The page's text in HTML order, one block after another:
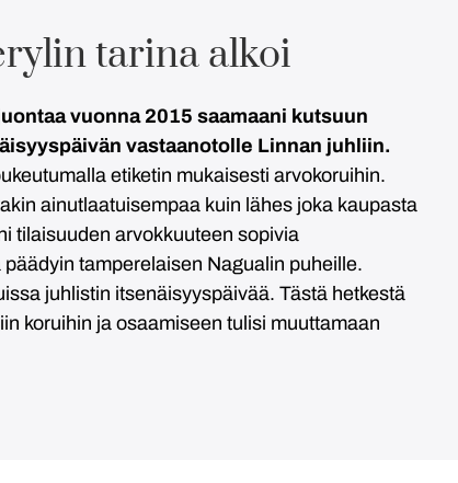
tarina alkoi
vuonna 2015 saamaani kutsuun
vastaanotolle Linnan juhliin.
etiketin mukaisesti arvokoruihin.
ainutlaatuisempaa kuin lähes joka kaupasta
tilaisuuden arvokkuuteen sopivia
tamperelaisen Nagualin puheille.
juhlistin itsenäisyyspäivää. Tästä hetkestä
koruihin ja osaamiseen tulisi muuttamaan